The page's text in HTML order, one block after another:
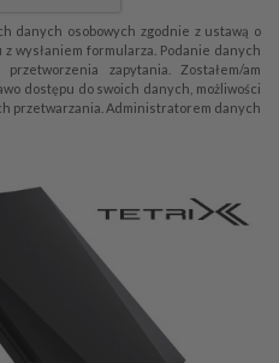
danych osobowych zgodnie z ustawą o
wysłaniem formularza. Podanie danych
zapytania. Zostałem/am
dostępu do swoich danych, możliwości
przetwarzania. Administratorem danych